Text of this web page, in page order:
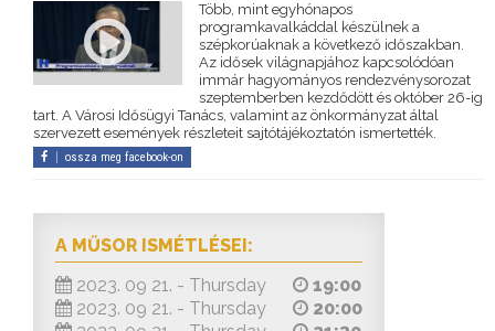
Több, mint egyhónapos
programkavalkáddal készülnek a
szépkorúaknak a következő időszakban.
Az idősek világnapjához kapcsolódóan
immár hagyományos rendezvénysorozat
szeptemberben kezdődött és október 26-ig
tart. A Városi Idősügyi Tanács, valamint az önkormányzat által
szervezett események részleteit sajtótájékoztatón ismertették.
ossza meg facebook-on
A MŰSOR ISMÉTLÉSEI:
2023. 09 21. - Thursday
19:00
2023. 09 21. - Thursday
20:00